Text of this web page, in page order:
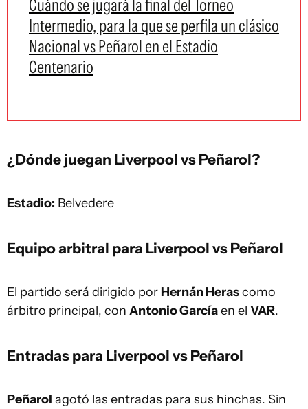
Cuándo se jugará la final del Torneo
Intermedio, para la que se perfila un clásico
Nacional vs Peñarol en el Estadio
Centenario
¿Dónde juegan Liverpool vs Peñarol?
Estadio: Belvedere
Equipo arbitral para Liverpool vs Peñarol
El partido será dirigido por Hernán Herascomo
árbitro principal, con Antonio Garcíaen el VAR.
Entradas para Liverpool vs Peñarol
Peñarol agotó las entradas para sus hinchas. Sin